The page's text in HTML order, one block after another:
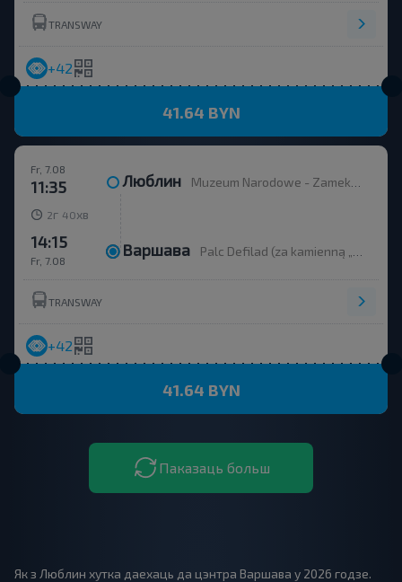
TRANSWAY
+42
41.64 BYN
Fr, 7.08
11:35 Люблин Muzeum Narodowe - Zamek 04
2г 40 хв
Fr, 7.08
14:15 Варшава Palc Defilad (za kamienną „iglicą”)
TRANSWAY
+42
41.64 BYN
Паказаць больш
Як з Люблин хутка даехаць да цэнтра Варшава у 2026 годзе.